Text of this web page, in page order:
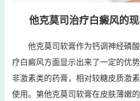
他克莫司治疗白癜风的
他克莫司软膏作为钙调神经磷
疗白癜风方面显示出来了一定的优
非激素类的药膏，相对较糖皮质激
使用。第他克莫司软膏在皮肤薄嫩